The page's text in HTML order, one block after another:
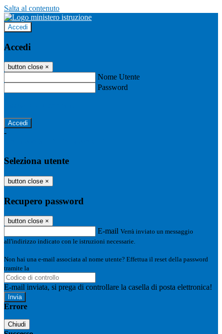
Salta al contenuto
Accedi
Accedi
button close ×
Nome Utente
Password
-
Seleziona utente
button close ×
Recupero password
button close ×
E-mail Verrà inviato un messaggio
all'indirizzo indicato con le istruzioni necessarie.
Non hai una e-mail associata al nome utente? Effettua il reset della password
tramite la
E-mail inviata, si prega di controllare la casella di posta elettronica!
Errore
Chiudi